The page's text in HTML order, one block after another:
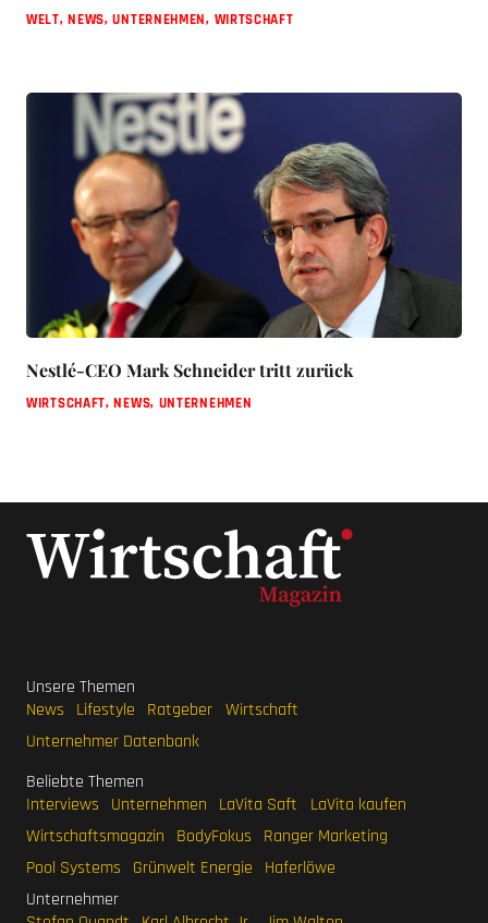
WELT,NEWS,UNTERNEHMEN, WIRTSCHAFT
Nestlé-CEO Mark Schneider tritt zurück
WIRTSCHAFT,NEWS, UNTERNEHMEN
Unsere Themen
News
Lifestyle Ratgeber Wirtschaft
Unternehmer Datenbank
Beliebte Themen
Interviews
Unternehmen LaVita Saft
LaVita kaufen
Wirtschaftsmagazin
BodyFokus
Ranger Marketing
Pool Systems
Grünwelt Energie
Haferlöwe
Unternehmer